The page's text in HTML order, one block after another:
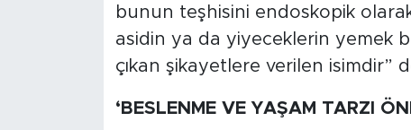
bunun teşhisini endoskopik
asidin ya da yiyeceklerin yemek
çıkan şikayetlere verilen isimdir”
‘BESLENME VE YAŞAM TARZI